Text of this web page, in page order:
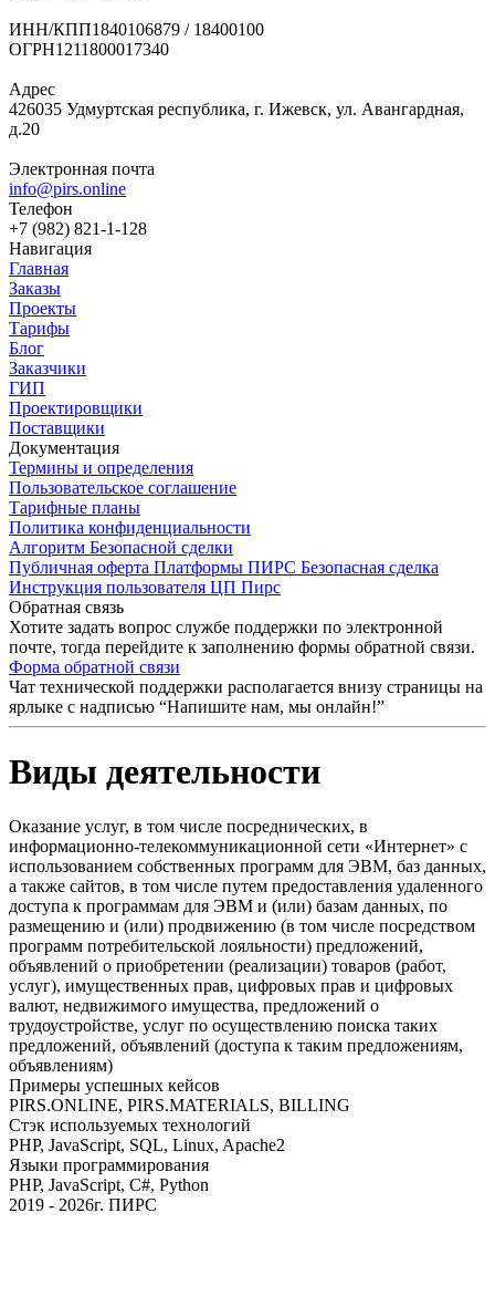
ИНН/КПП1840106879 / 18400100
ОГРН1211800017340
Адрес
426035 Удмуртская республика, г. Ижевск, ул. Авангардная,
д.20
Электронная почта
info@pirs.online
Телефон
+7 (982) 821-1-128
Навигация
Главная
Заказы
Проекты
Тарифы
Блог
Заказчики
ГИП
Проектировщики
Поставщики
Документация
Термины и определения
Пользовательское соглашение
Тарифные планы
Политика конфиденциальности
Алгоритм Безопасной сделки
Публичная оферта Платформы ПИРС Безопасная сделка
Инструкция пользователя ЦП Пирс
Обратная связь
Хотите задать вопрос службе поддержки по электронной
почте, тогда перейдите к заполнению формы обратной связи.
Форма обратной связи
Чат технической поддержки располагается внизу страницы на
ярлыке с надписью “Напишите нам, мы онлайн!”
Виды деятельности
Оказание услуг, в том числе посреднических, в
информационно-телекоммуникационной сети «Интернет» с
использованием собственных программ для ЭВМ, баз данных,
а также сайтов, в том числе путем предоставления удаленного
доступа к программам для ЭВМ и (или) базам данных, по
размещению и (или) продвижению (в том числе посредством
программ потребительской лояльности) предложений,
объявлений о приобретении (реализации) товаров (работ,
услуг), имущественных прав, цифровых прав и цифровых
валют, недвижимого имущества, предложений о
трудоустройстве, услуг по осуществлению поиска таких
предложений, объявлений (доступа к таким предложениям,
объявлениям)
Примеры успешных кейсов
PIRS.ONLINE, PIRS.MATERIALS, BILLING
Стэк используемых технологий
PHP, JavaScript, SQL, Linux, Apache2
Языки программирования
PHP, JavaScript, C#, Python
2019 - 2026г. ПИРС